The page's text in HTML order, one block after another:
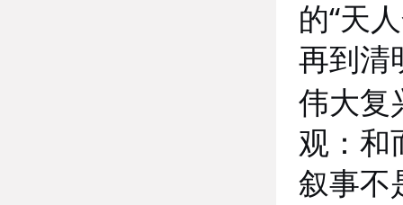
的“天
再到清
伟大复
观：和
叙事不